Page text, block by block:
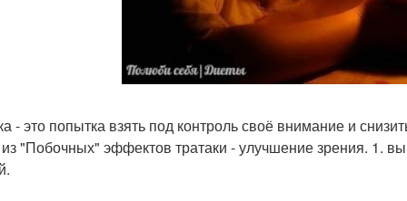
- это попытка взять под контроль своё внимание и
"Побочных" эффектов тратаки - улучшение зрения. 1.